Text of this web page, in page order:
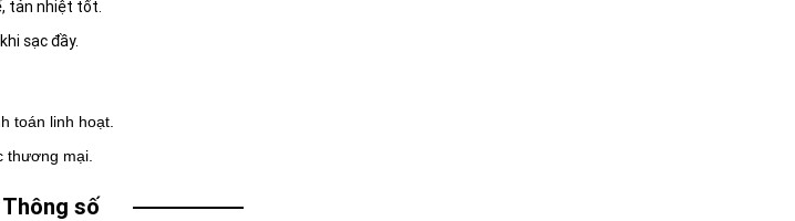
tản nhiệt tốt.
sạc đầy.
toán linh hoạt.
thương mại.
Thông số